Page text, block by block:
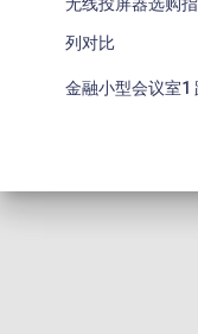
列对比
金融小型会议室1